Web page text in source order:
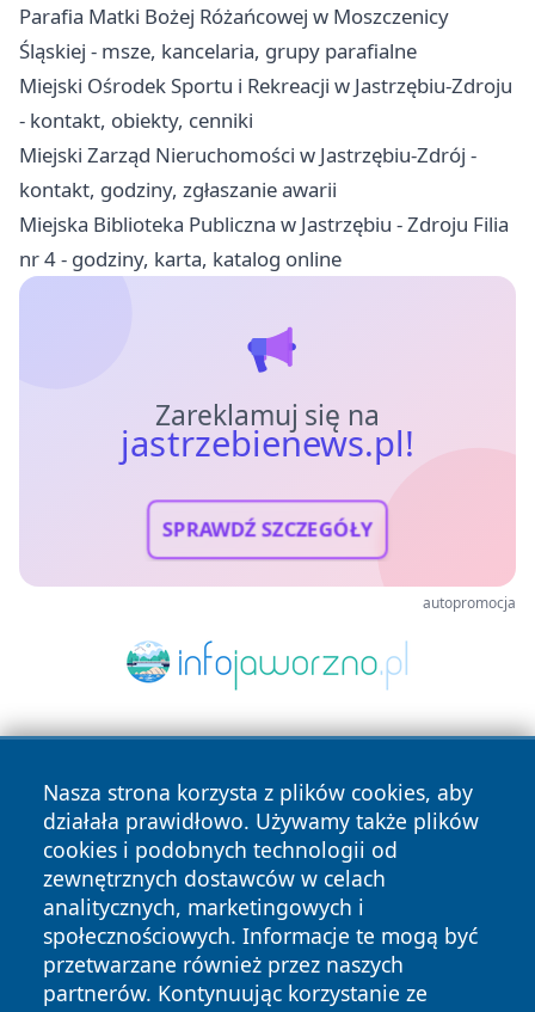
Parafia Matki Bożej Różańcowej w Moszczenicy
Śląskiej - msze, kancelaria, grupy parafialne
Miejski Ośrodek Sportu i Rekreacji w Jastrzębiu-Zdroju
- kontakt, obiekty, cenniki
Miejski Zarząd Nieruchomości w Jastrzębiu-Zdrój -
kontakt, godziny, zgłaszanie awarii
Miejska Biblioteka Publiczna w Jastrzębiu - Zdroju Filia
nr 4 - godziny, karta, katalog online
Zareklamuj się na
jastrzebienews.pl!
SPRAWDŹ SZCZEGÓŁY
autopromocja
Nasza strona korzysta z plików cookies, aby
działała prawidłowo. Używamy także plików
cookies i podobnych technologii od
zewnętrznych dostawców w celach
analitycznych, marketingowych i
społecznościowych. Informacje te mogą być
przetwarzane również przez naszych
partnerów. Kontynuując korzystanie ze
Copyright © 2026 jastrzebienews.pl Wszystkie prawa
zastrzeżone.
Polityka
Polityka